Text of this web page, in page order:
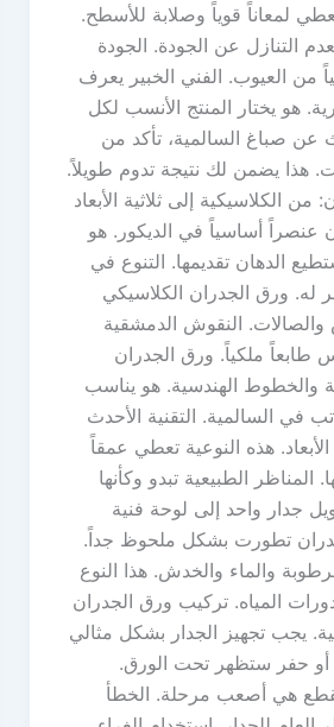
لمعاناً قوياً وصلابة للأسطح.
التنازل عن الجودة. الجودة
من العيوب. الفني الخبير يعرف
هو يختار المنتج الأنسب لكل
صباغ السالمية، تأكد من
هذا يضمن لك نتيجة تدوم طويلاً.
الكلاسيكية إلى ثلاثية الأبعاد
عنصراً أساسياً في الديكور. هو
الدهان تقديمها. التنوع في
له. ورق الجدران الكلاسيكي
النقوش الدمشقية
طابعاً ملكياً. ورق الجدران
والخطوط الهندسية. هو يناسب
في السالمية. التقنية الأحدث
هذه النوعية تعطي عمقاً
الطبيعية تبدو وكأنها
جدار واحد إلى لوحة فنية
تطورت بشكل ملحوظ جداً.
والماء والخدش. هذا النوع
المياه. تركيب ورق الجدران
يجب تجهيز الجدار بشكل مثالي
أو حفر ستظهر تحت الورق.
هي أصعب مرحلة. الخطأ